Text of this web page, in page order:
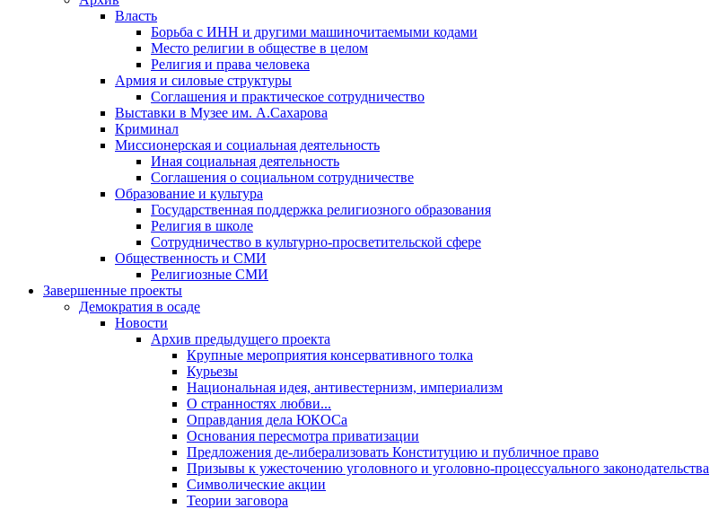
Власть
Борьба с ИНН и другими машиночитаемыми кодами
Место религии в обществе в целом
Религия и права человека
Армия и силовые структуры
Соглашения и практическое сотрудничество
Выставки в Музее им. А.Сахарова
Криминал
Миссионерская и социальная деятельность
Иная социальная деятельность
Соглашения о социальном сотрудничестве
Образование и культура
Государственная поддержка религиозного образования
Религия в школе
Сотрудничество в культурно-просветительской сфере
Общественность и СМИ
Религиозные СМИ
Завершенные проекты
Демократия в осаде
Новости
Архив предыдущего проекта
Крупные мероприятия консервативного толка
Курьезы
Национальная идея, антивестернизм, империализм
О странностях любви...
Оправдания дела ЮКОСа
Основания пересмотра приватизации
Предложения де-либерализовать Конституцию и публичное право
Призывы к ужесточению уголовного и уголовно-процессуального законодательства
Символические акции
Теории заговора